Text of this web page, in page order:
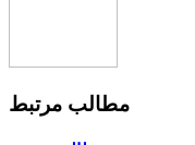
مطالب مرتبط